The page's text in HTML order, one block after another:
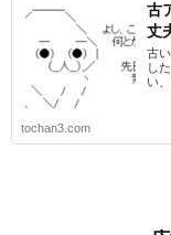
古
丈
古
し
い
tochan3.com